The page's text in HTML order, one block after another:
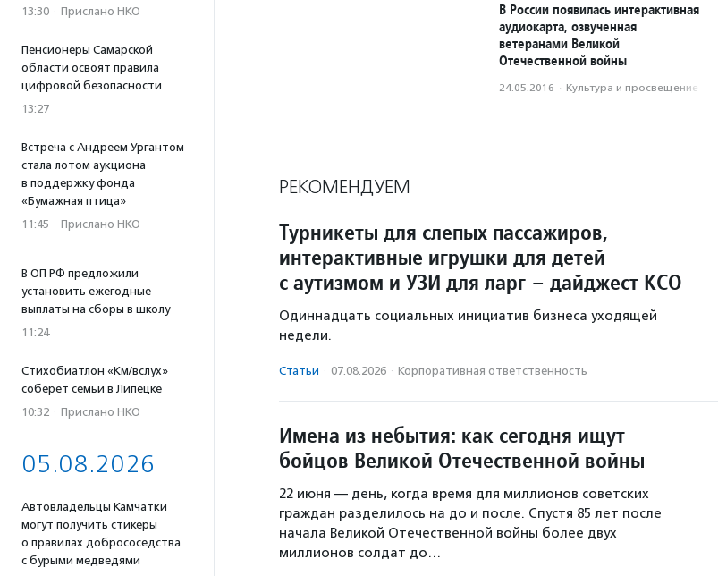
13:30 · Прислано НКО
Пенсионеры Самарской
области освоят правила
цифровой безопасности
13:27
Встреча с Андреем Ургантом
стала лотом аукциона
в поддержку фонда
«Бумажная птица»
11:45 · Прислано НКО
В ОП РФ предложили
установить ежегодные
выплаты на сборы в школу
11:24
Стихобиатлон «Км/вслух»
соберет семьи в Липецке
10:32 · Прислано НКО
05.08.2026
Автовладельцы Камчатки
могут получить стикеры
о правилах добрососедства
с бурыми медведями
В России появилась интерактивная
аудиокарта, озвученная
ветеранами Великой
Отечественной войны
24.05.2016 · Культура и просвещение
РЕКОМЕНДУЕМ
Турникеты для слепых пассажиров,
интерактивные игрушки для детей
с аутизмом и УЗИ для ларг – дайджест КСО
Одиннадцать социальных инициатив бизнеса уходящей
недели.
Статьи · 07.08.2026 · Корпоративная ответственность
Имена из небытия: как сегодня ищут
бойцов Великой Отечественной войны
22 июня — день, когда время для миллионов советских
граждан разделилось на до и после. Спустя 85 лет после
начала Великой Отечественной войны более двух
миллионов солдат до…